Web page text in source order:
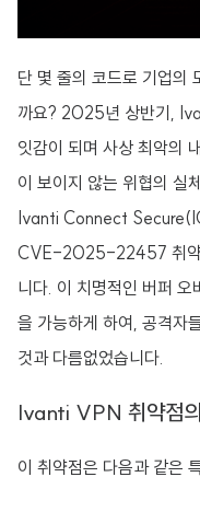
단 몇 줄의 코드로 기업의
까요? 2025년 상반기,
잇감이 되며 사상 최악의
이 보이지 않는 위협의 실
Ivanti Connect
CVE-2025-22457 취약
니다. 이 치명적인 버퍼
을 가능하게 하여, 공격자
것과 다름없었습니다.
Ivanti VPN 취약점
이 취약점은 다음과 같은